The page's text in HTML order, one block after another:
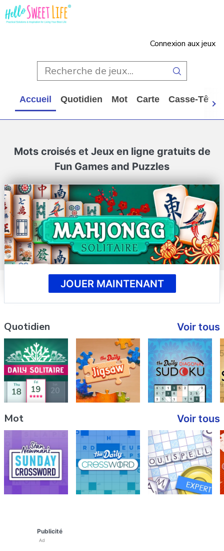
Connexion aux jeux
Accueil Quotidien Mot Carte Casse-Tête
Mots croisés et Jeux en ligne gratuits de
Fun Games and Puzzles
JOUER MAINTENANT
Quotidien Voir tous
Mot Voir tous
Publicité
Ad